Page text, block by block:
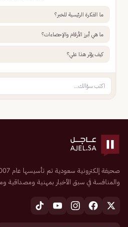
ما الفكرة الرئيسية للخبر؟
ما هي أبرز الأرقام والإحصاءات؟
كيف يؤثر هذا علي؟
والمنافسة في سبق الأخبار بمهنية ومصداقية